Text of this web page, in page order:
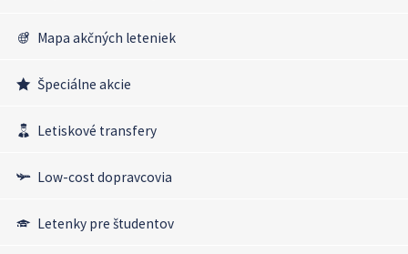
Mapa akčných leteniek
Špeciálne akcie
Letiskové transfery
Low-cost dopravcovia
Letenky pre študentov